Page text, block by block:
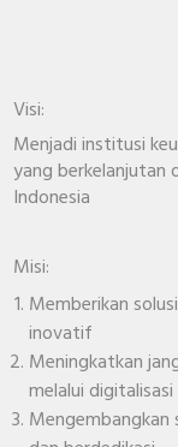
Visi:
Menjadi institusi
yang berkelanjutan
Indonesia
Misi:
Memberikan
inovatif
Meningkatkan
melalui
Mengembangkan